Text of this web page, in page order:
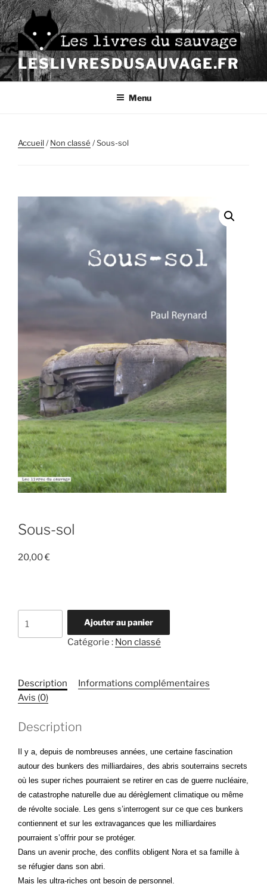
Aller
au
contenu
principal
LESLIVRESDUSAUVAGE.FR
Menu
Accueil/Non classé / Sous-sol
Sous-sol
20,00€
Ajouter au panier
Catégorie : Non classé
Description
Informations complémentaires
Avis (0)
Description
Il y a, depuis de nombreuses années, une certaine fascination
autour des bunkers des milliardaires, des abris souterrains secrets
où les super riches pourraient se retirer en cas de guerre nucléaire,
de catastrophe naturelle due au dérèglement climatique ou même
de révolte sociale. Les gens s’interrogent sur ce que ces bunkers
contiennent et sur les extravagances que les milliardaires
pourraient s’offrir pour se protéger.
Dans un avenir proche, des conflits obligent Nora et sa famille à
se réfugier dans son abri.
Mais les ultra-riches ont besoin de personnel.